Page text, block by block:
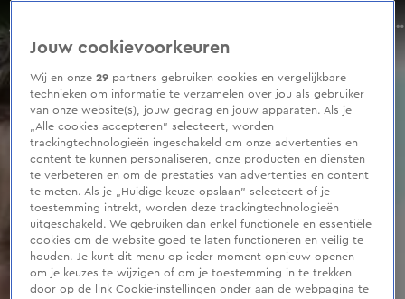
Edwin Smulders over zijn foto's van Jeroen en Linda
of
seconds
Jouw cookievoorkeuren
Wij en onze29 partners gebruiken cookies en vergelijkbare
technieken om informatie te verzamelen over jou als gebruiker
van onze website(s), jouw gedrag en jouw apparaten. Als je
„Alle cookies accepteren” selecteert, worden
trackingtechnologieën ingeschakeld om onze advertenties en
content te kunnen personaliseren, onze producten en diensten
te verbeteren en om de prestaties van advertenties en content
te meten. Als je „Huidige keuze opslaan” selecteert of je
toestemming intrekt, worden deze trackingtechnologieën
uitgeschakeld. We gebruiken dan enkel functionele en essentiële
cookies om de website goed te laten functioneren en veilig te
houden. Je kunt dit menu op ieder moment opnieuw openen
om je keuzes te wijzigen of om je toestemming in te trekken
door op de link Cookie-instellingen onder aan de webpagina te